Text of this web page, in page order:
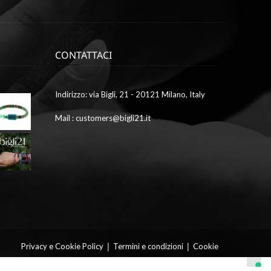
9,
2023
galleria1
9,
2023
galleria7
CONTATTACI
Indirizzo: via Bigli, 21 - 20121 Milano, Italy
Mail : customers@bigli21.it
Privacy e Cookie Policy | Termini e condizioni | Cookie